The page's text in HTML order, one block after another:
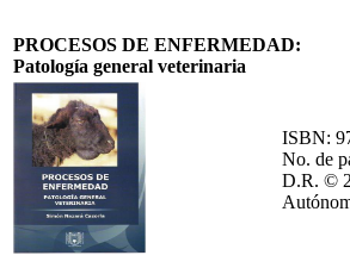
PROCESOS DE ENFERMEDAD:
Patología general veterinaria
ISBN:
No. de
D.R. ©